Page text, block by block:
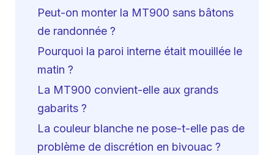
Peut-on monter la MT900 sans bâtons
de randonnée ?
Pourquoi la paroi interne était mouillée le
matin ?
La MT900 convient-elle aux grands
gabarits ?
La couleur blanche ne pose-t-elle pas de
problème de discrétion en bivouac ?